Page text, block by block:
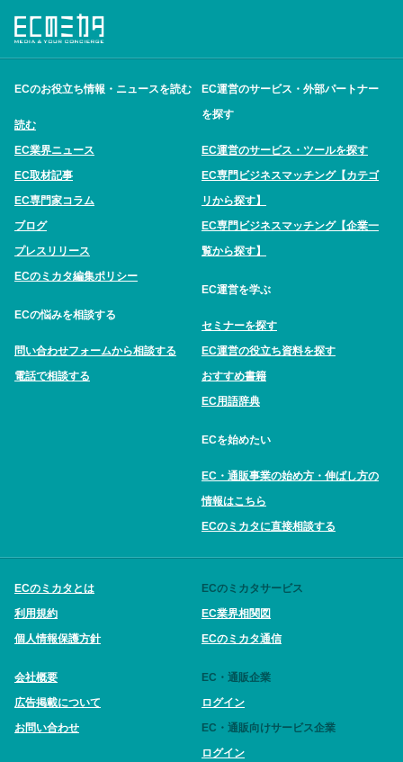
ECのお役立ち情報・ニュースを読む
読む
EC業界ニュース
EC取材記事
EC専門家コラム
ブログ
プレスリリース
ECのミカタ編集ポリシー
ECの悩みを相談する
問い合わせフォームから相談する
電話で相談する
EC運営のサービス・外部パートナー
を探す
EC運営のサービス・ツールを探す
EC専門ビジネスマッチング【カテゴ
リから探す】
EC専門ビジネスマッチング【企業一
覧から探す】
EC運営を学ぶ
セミナーを探す
EC運営の役立ち資料を探す
おすすめ書籍
EC用語辞典
ECを始めたい
EC・通販事業の始め方・伸ばし方の
情報はこちら
ECのミカタに直接相談する
ECのミカタとは
利用規約
個人情報保護方針
会社概要
広告掲載について
お問い合わせ
ECのミカタサービス
EC業界相関図
ECのミカタ通信
EC・通販企業
ログイン
EC・通販向けサービス企業
ログイン